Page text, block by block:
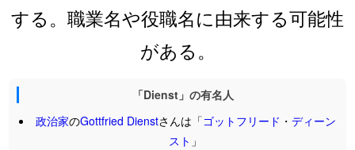
する。職業名や役職名に由来する可能性
がある。
「Dienst」の有名人
政治家のGottfried Dienstさんは「ゴットフリード ・ ディーン
スト 」